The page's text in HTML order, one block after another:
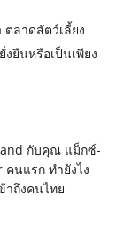
ลาดสัตว์เลี้ยง
ยืนหรือเป็นเพียง
กับคุณ แม็กซ์-
นแรก ทำยังไง
าถึงคนไทย